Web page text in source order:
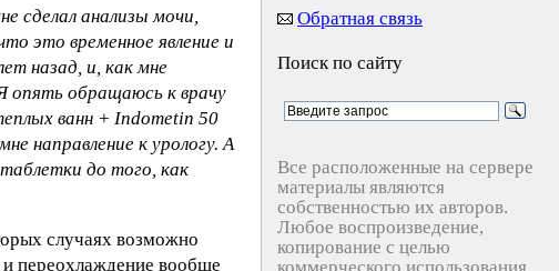
сделал анализы мочи,
это временное явление и
назад, и, как мне
опять обращаюсь к врачу
ванн + Indometin 50
направление к урологу. А
до того, как
случаях возможно
и переохлаждение вообще
Обратная связь
Поиск по сайту
Все расположенные на сервере
материалы являются
собственностью их авторов.
Любое воспроизведение,
копирование с целью